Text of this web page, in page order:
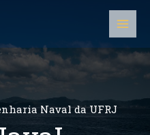
Main
Naval da UFRJ